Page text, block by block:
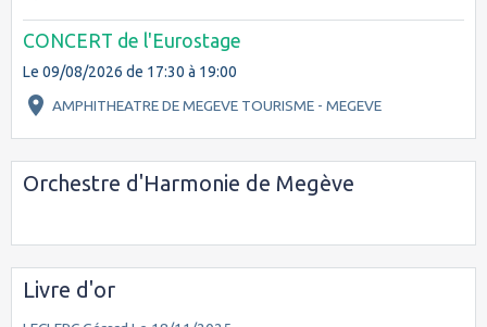
CONCERT de l'Eurostage
Le 09/08/2026 de 17:30 à 19:00
AMPHITHEATRE DE MEGEVE TOURISME - MEGEVE
Orchestre d'Harmonie de Megève
Livre d'or